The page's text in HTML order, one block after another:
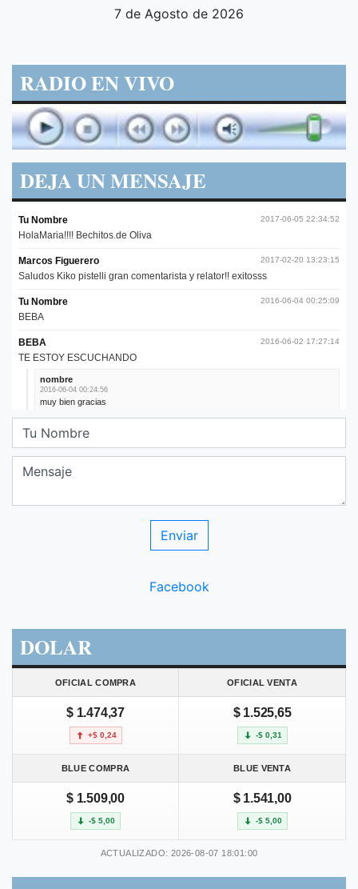
7 de Agosto de 2026
RADIO EN VIVO
DEJA UN MENSAJE
Facebook
DOLAR
OFICIAL COMPRA OFICIAL VENTA
$ 1.474,37
+$ 0,24
$ 1.525,65
-$ 0,31
BLUE COMPRA BLUE VENTA
$ 1.509,00
-$ 5,00
$ 1.541,00
-$ 5,00
ACTUALIZADO: 2026-08-07 18:01:00